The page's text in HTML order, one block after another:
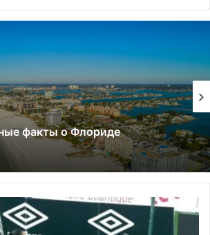
факты о Флориде
снова станет
США?